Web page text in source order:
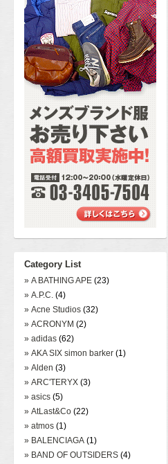
Category List
» A BATHING APE (23)
» A.P.C. (4)
» Acne Studios (32)
» ACRONYM (2)
» adidas (62)
» AKA SIX simon barker (1)
» Alden (3)
» ARC'TERYX (3)
» asics (5)
» AtLast&Co (22)
» atmos (1)
» BALENCIAGA (1)
» BAND OF OUTSIDERS (4)